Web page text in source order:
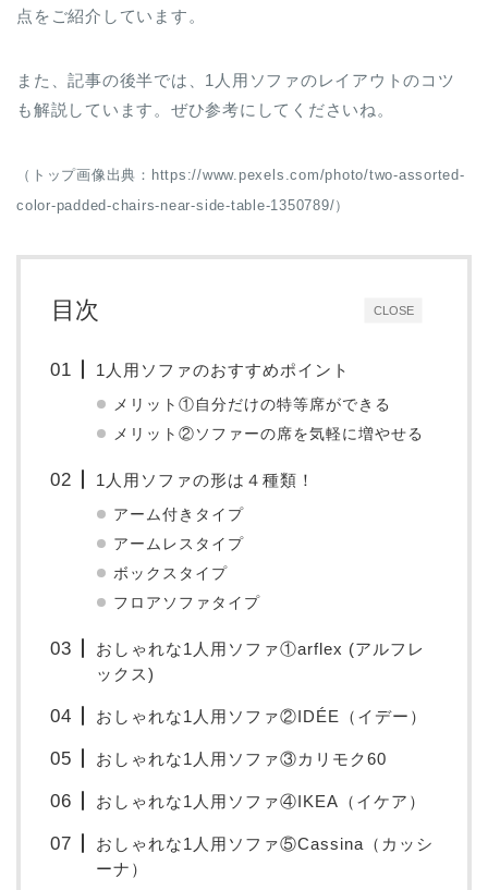
点をご紹介しています。
また、記事の後半では、1人用ソファのレイアウトのコツ
も解説しています。ぜひ参考にしてくださいね。
（トップ画像出典：https://www.pexels.com/photo/two-assorted-
color-padded-chairs-near-side-table-1350789/）
CLOSE
目次
1人用ソファのおすすめポイント
メリット①自分だけの特等席ができる
メリット②ソファーの席を気軽に増やせる
1人用ソファの形は４種類！
アーム付きタイプ
アームレスタイプ
ボックスタイプ
フロアソファタイプ
おしゃれな1人用ソファ①arflex (アルフレ
ックス)
おしゃれな1人用ソファ②IDÉE（イデー）
おしゃれな1人用ソファ③カリモク60
おしゃれな1人用ソファ④IKEA（イケア）
おしゃれな1人用ソファ⑤Cassina（カッシ
ーナ）